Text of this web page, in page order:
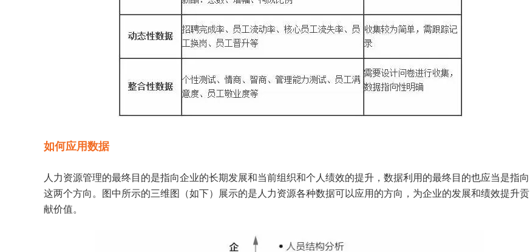
如何应用数据
人力资源管理的最终目的是指向企业的长期发展和当前组织和个人绩效的提升，数据利用的最终目的也应当是指向
这两个方向。图中所示的三维图（如下）展示的是人力资源各种数据可以应用的方向，为企业的发展和绩效提升贡
献价值。